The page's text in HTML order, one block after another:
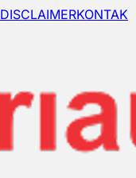
DISCLAIMERKONTAK